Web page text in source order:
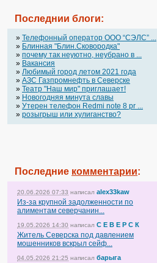
Последнии блоги:
» Телефонный оператор OOO “СЭЛС” ...
» Блинная "Блин.Сковородка"
» почему так неуютно, неубрано в ...
» Вакансия
» Любимый город летом 2021 года
» АЗС Газпромнефть в Северске
» Театр "Наш мир" приглашает!
» Новогодняя минута славы
» Утерен телефон Redmi note 8 pr ...
» розыгрыш или хулиганство?
Последние комментарии:
20.06.2026 07:33 написал alex33kaw
Из-за крупной задолженности по
алиментам северчанин...
19.05.2026 14:30 написал С Е В Е Р С К
Житель Северска под давлением
мошенников вскрыл сейф...
04.05.2026 21:25 написал барыга